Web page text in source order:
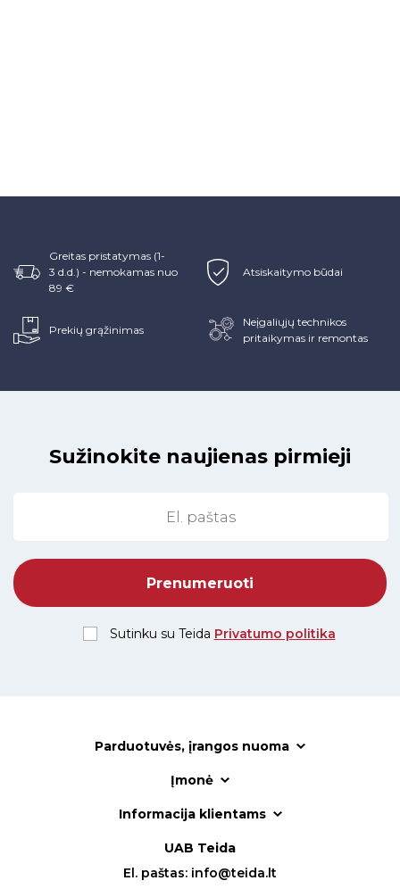
Greitas pristatymas (1-
3 d.d.) - nemokamas nuo
89 €
Atsiskaitymo būdai
Prekių grąžinimas
Neįgaliųjų technikos
pritaikymas ir remontas
Sužinokite naujienas pirmieji
Sutinku su Teida Privatumo politika
Parduotuvės, įrangos nuoma
Įmonė
Informacija klientams
UAB Teida
El. paštas: info@teida.lt